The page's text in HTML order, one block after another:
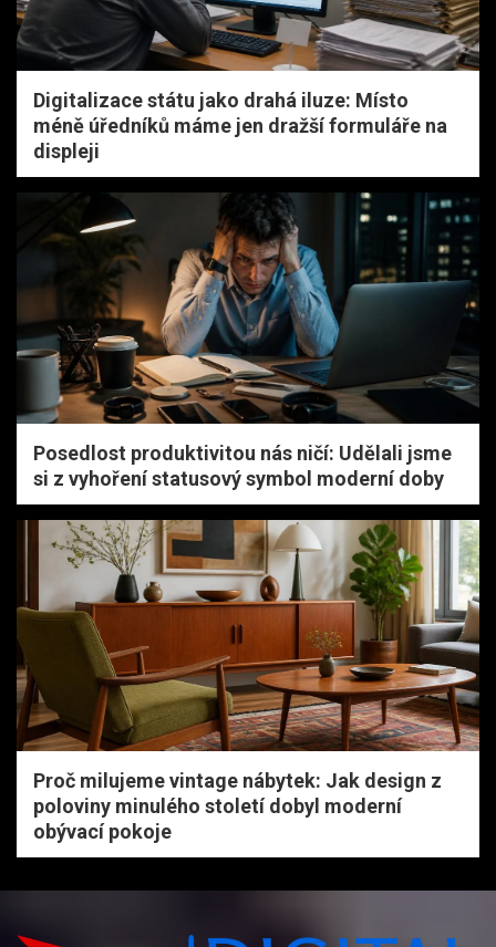
Digitalizace státu jako drahá iluze: Místo
méně úředníků máme jen dražší formuláře na
displeji
Posedlost produktivitou nás ničí: Udělali jsme
si z vyhoření statusový symbol moderní doby
Proč milujeme vintage nábytek: Jak design z
poloviny minulého století dobyl moderní
obývací pokoje